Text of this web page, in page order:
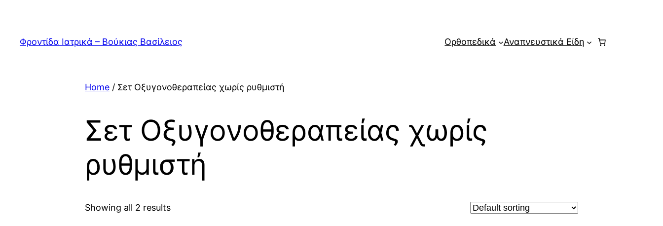
content
Φροντίδα Ιατρικά – Βούκιας Βασίλειος Ορθοπεδικά Αναπνευστικά Είδη
Home / Σετ Οξυγονοθεραπείας χωρίς ρυθμιστή
Σετ Οξυγονοθεραπείας χωρίς
ρυθμιστή
Showing all 2 results